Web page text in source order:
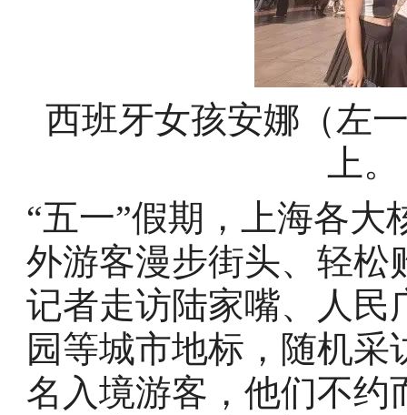
西班牙女孩安娜（左
上
“五一”假期，上海各
外游客漫步街头、轻松
记者走访陆家嘴、人民
园等城市地标，随机
名入境游客，他们不约